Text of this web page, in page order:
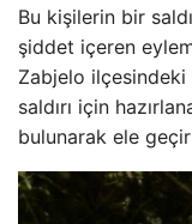
Bu kişilerin bir
şiddet içeren
Zabjelo ilçesindeki
saldırı için
bulunarak ele